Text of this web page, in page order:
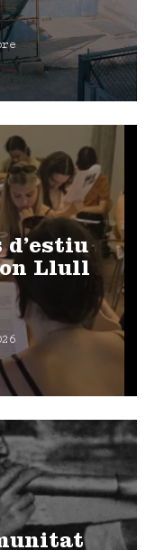
d’estiu
Llull